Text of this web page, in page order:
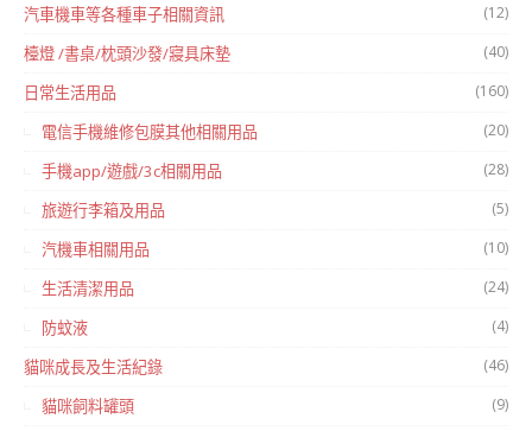
汽車機車等各種車子相關資訊 (12)
檯燈 /書桌/枕頭沙發/寢具床墊 (40)
日常生活用品 (160)
電信手機維修包膜其他相關用品 (20)
手機app/遊戲/3c相關用品 (28)
旅遊行李箱及用品 (5)
汽機車相關用品 (10)
生活清潔用品 (24)
防蚊液 (4)
貓咪成長及生活紀錄 (46)
貓咪飼料罐頭 (9)